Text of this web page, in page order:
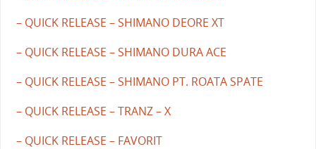
– QUICK RELEASE – SHIMANO DEORE XT
– QUICK RELEASE – SHIMANO DURA ACE
– QUICK RELEASE – SHIMANO PT. ROATA SPATE
– QUICK RELEASE – TRANZ – X
– QUICK RELEASE – FAVORIT